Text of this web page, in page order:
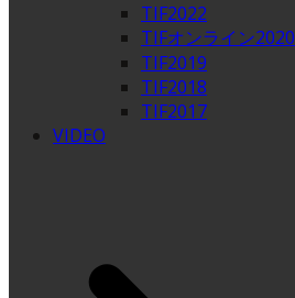
TIF2022
TIFオンライン2020
TIF2019
TIF2018
TIF2017
VIDEO